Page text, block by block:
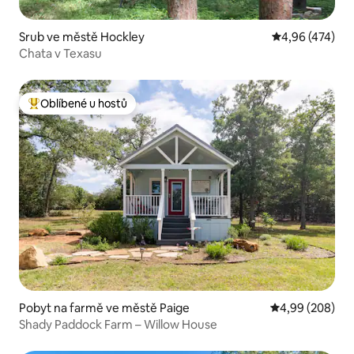
Srub ve městě Hockley Průměrné
4,96 (474)
Chata v Texasu
Nejlepší v kategorii Oblíbené u hostů
Oblíbené u hostů
Pobyt na farmě ve městě Paige Průměrné
4,99 (208)
Shady Paddock Farm – Willow House